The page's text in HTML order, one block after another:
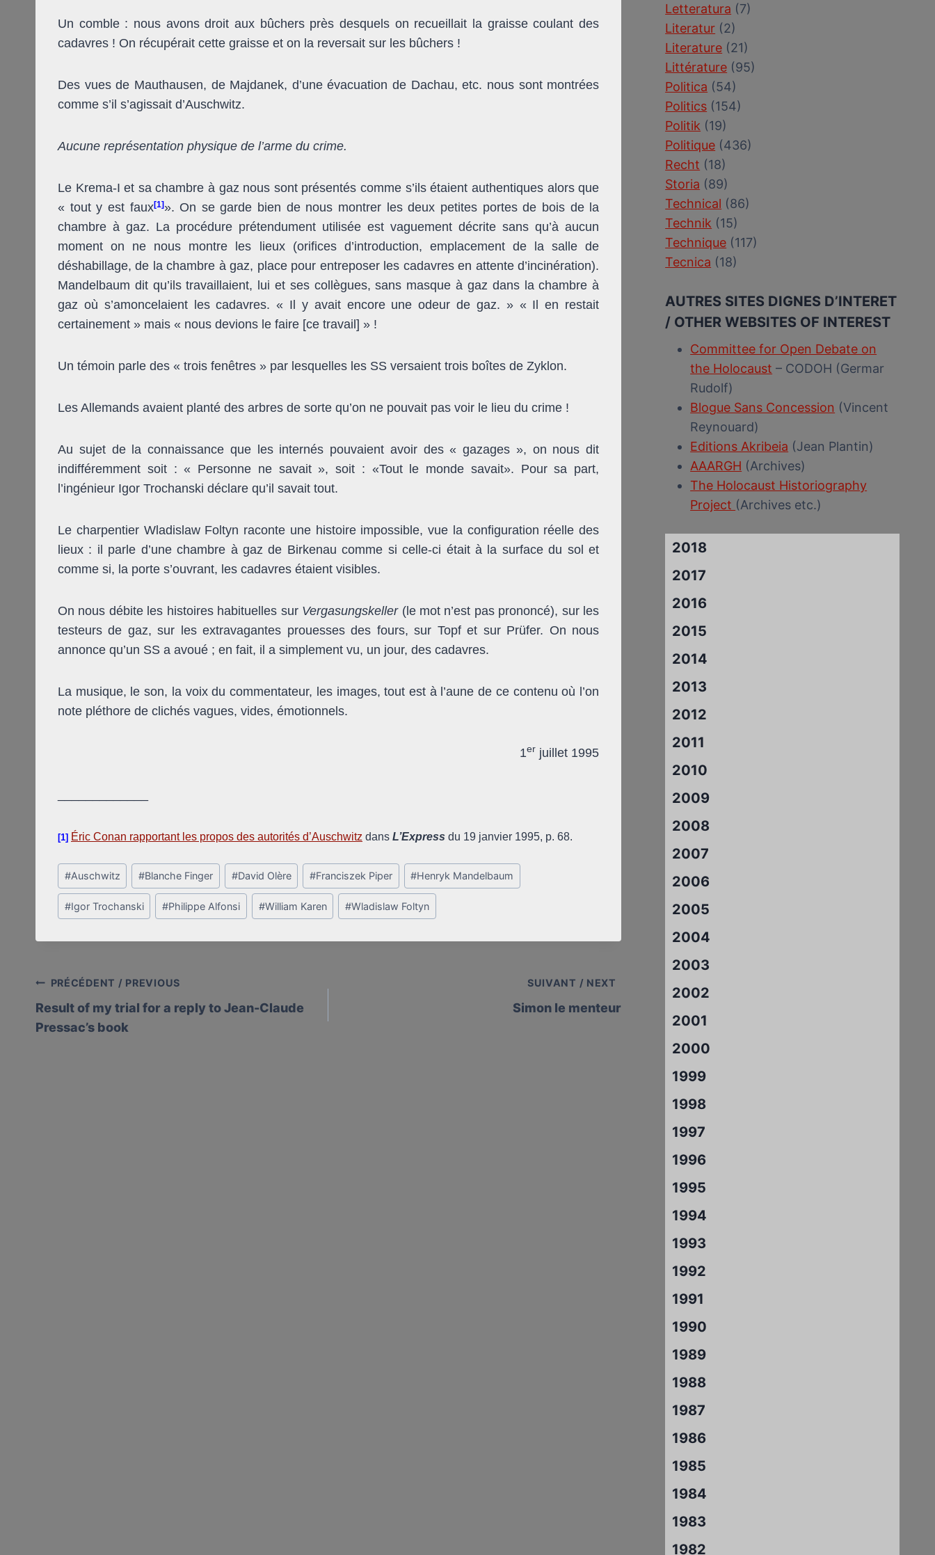
Un comble : nous avons droit aux bûchers près desquels on recueillait la graisse coulant des
cadavres ! On récupérait cette graisse et on la reversait sur les bûchers !
Des vues de Mauthausen, de Majdanek, d’une évacuation de Dachau, etc. nous sont montrées
comme s’il s’agissait d’Auschwitz.
Aucune représentation physique de l’arme du crime.
Le Krema-I et sa chambre à gaz nous sont présentés comme s’ils étaient authentiques alors que
« tout y est faux[1]». On se garde bien de nous montrer les deux petites portes de bois de la
chambre à gaz. La procédure prétendument utilisée est vaguement décrite sans qu’à aucun
moment on ne nous montre les lieux (orifices d’introduction, emplacement de la salle de
déshabillage, de la chambre à gaz, place pour entreposer les cadavres en attente d’incinération).
Mandelbaum dit qu’ils travaillaient, lui et ses collègues, sans masque à gaz dans la chambre à
gaz où s’amoncelaient les cadavres. « Il y avait encore une odeur de gaz. » « Il en restait
certainement » mais « nous devions le faire [ce travail] » !
Un témoin parle des « trois fenêtres » par lesquelles les SS versaient trois boîtes de Zyklon.
Les Allemands avaient planté des arbres de sorte qu’on ne pouvait pas voir le lieu du crime !
Au sujet de la connaissance que les internés pouvaient avoir des « gazages », on nous dit
indifféremment soit : « Personne ne savait », soit : «Tout le monde savait». Pour sa part,
l’ingénieur Igor Trochanski déclare qu’il savait tout.
Le charpentier Wladislaw Foltyn raconte une histoire impossible, vue la configuration réelle des
lieux : il parle d’une chambre à gaz de Birkenau comme si celle-ci était à la surface du sol et
comme si, la porte s’ouvrant, les cadavres étaient visibles.
On nous débite les histoires habituelles sur Vergasungskeller (le mot n’est pas prononcé), sur les
testeurs de gaz, sur les extravagantes prouesses des fours, sur Topf et sur Prüfer. On nous
annonce qu’un SS a avoué ; en fait, il a simplement vu, un jour, des cadavres.
La musique, le son, la voix du commentateur, les images, tout est à l’aune de ce contenu où l’on
note pléthore de clichés vagues, vides, émotionnels.
1er juillet 1995
[1] Éric Conan rapportant les propos des autorités d’Auschwitz dans L’Express du 19 janvier 1995, p. 68.
Post
Tags:
#Auschwitz #Blanche Finger #David Olère #Franciszek Piper #Henryk Mandelbaum
#Igor Trochanski #Philippe Alfonsi #William Karen #Wladislaw Foltyn
Post
navigation
PRÉCÉDENT / PREVIOUS
Result of my trial for a reply to Jean-Claude
Pressac’s book
SUIVANT / NEXT
Simon le menteur
Letteratura (7)
Literatur (2)
Literature (21)
Littérature (95)
Politica (54)
Politics (154)
Politik (19)
Politique (436)
Recht (18)
Storia (89)
Technical (86)
Technik (15)
Technique (117)
Tecnica (18)
AUTRES SITES DIGNES D’INTERET
/ OTHER WEBSITES OF INTEREST
Committee for Open Debate on
the Holocaust – CODOH (Germar
Rudolf)
Blogue Sans Concession (Vincent
Reynouard)
Editions Akribeia (Jean Plantin)
AAARGH (Archives)
The Holocaust Historiography
Project (Archives etc.)
2018
2017
2016
2015
2014
2013
2012
2011
2010
2009
2008
2007
2006
2005
2004
2003
2002
2001
2000
1999
1998
1997
1996
1995
1994
1993
1992
1991
1990
1989
1988
1987
1986
1985
1984
1983
1982